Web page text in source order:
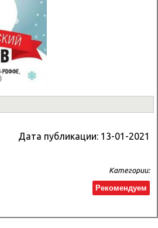
Дата публикации: 13-01-2021
Категории:
Рекомендуем